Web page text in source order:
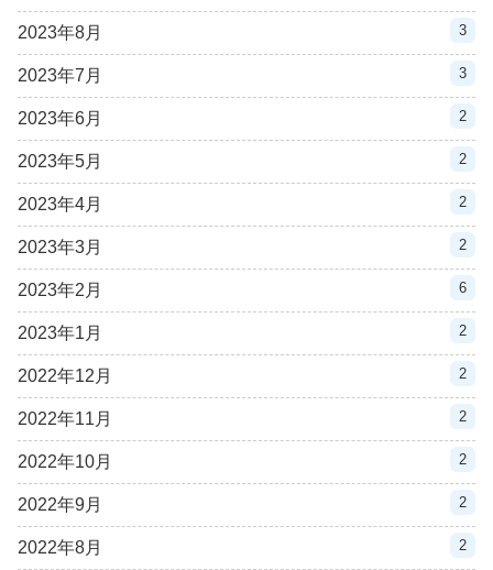
2023年8月 3
2023年7月 3
2023年6月 2
2023年5月 2
2023年4月 2
2023年3月 2
2023年2月 6
2023年1月 2
2022年12月 2
2022年11月 2
2022年10月 2
2022年9月 2
2022年8月 2